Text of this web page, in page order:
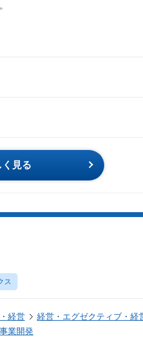
く見る
ス
経営
経営・エグゼクティブ・経
業開発